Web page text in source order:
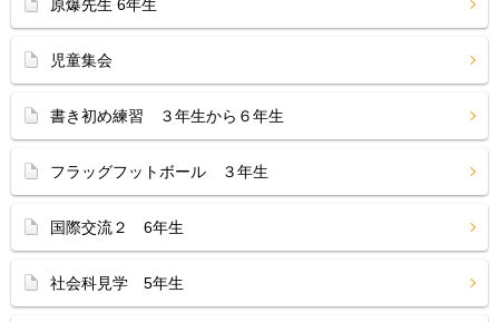
原爆先生 6年生
児童集会
書き初め練習 ３年生から６年生
フラッグフットボール ３年生
国際交流２ 6年生
社会科見学 5年生